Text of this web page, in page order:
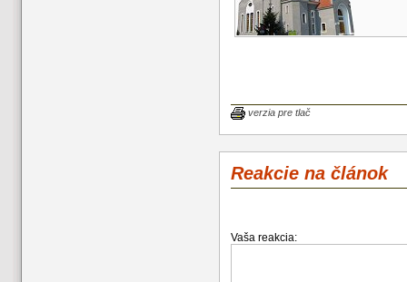
verzia pre tlač
Reakcie na článok
Vaša reakcia: